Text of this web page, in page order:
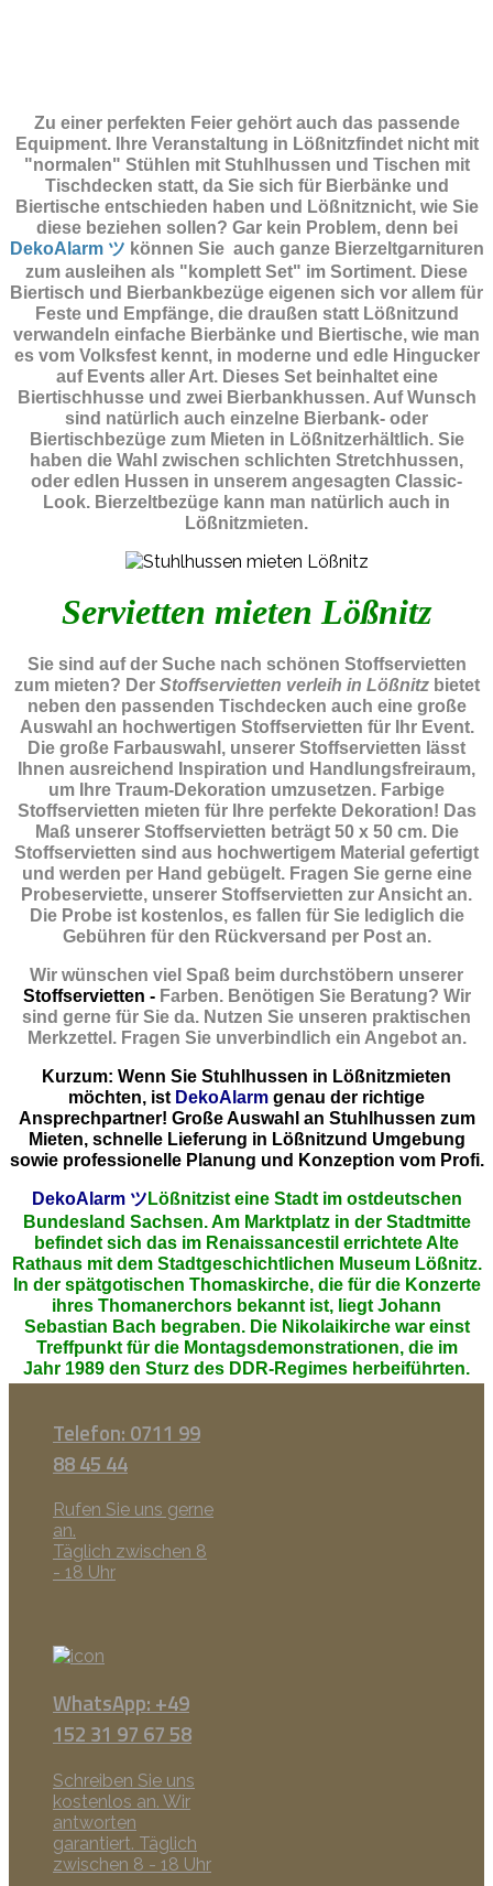
Zu einer perfekten Feier gehört auch das passende
Equipment.
Ihre Veranstaltung in Lößnitzfindet nicht mit
"normalen" Stühlen mit Stuhlhussen und Tischen mit
Tischdecken statt, da Sie sich für Bierbänke und
Biertische entschieden haben und Lößnitznicht, wie Sie
diese beziehen sollen? Gar kein Problem, denn bei
DekoAlarm ツ können Sie auch ganze Bierzeltgarnituren
zum ausleihen als "komplett Set" im Sortiment. Diese
Biertisch und Bierbankbezüge eigenen sich vor allem für
Feste und Empfänge, die draußen statt Lößnitzund
verwandeln einfache Bierbänke und Biertische, wie man
es vom Volksfest kennt, in moderne und edle Hingucker
auf Events aller Art. Dieses Set beinhaltet eine
Biertischhusse und zwei Bierbankhussen. Auf Wunsch
sind natürlich auch einzelne Bierbank- oder
Biertischbezüge zum Mieten in Lößnitzerhältlich. Sie
haben die Wahl zwischen schlichten Stretchhussen,
oder edlen Hussen in unserem angesagten Classic-
Look. Bierzeltbezüge kann man natürlich auch in
Lößnitzmieten.
Servietten mieten Lößnitz
Sie sind auf der Suche nach schönen Stoffservietten
zum mieten? Der Stoffservietten verleih in Lößnitzbietet
neben den passenden Tischdecken auch eine große
Auswahl an hochwertigen Stoffservietten für Ihr Event.
Die große Farbauswahl, unserer Stoffservietten lässt
Ihnen ausreichend Inspiration und Handlungsfreiraum,
um Ihre Traum-Dekoration umzusetzen. Farbige
Stoffservietten mieten für Ihre perfekte Dekoration! Das
Maß unserer Stoffservietten beträgt 50 x 50 cm. Die
Stoffservietten sind aus hochwertigem Material gefertigt
und werden per Hand gebügelt. Fragen Sie gerne eine
Probeserviette, unserer Stoffservietten zur Ansicht an.
Die Probe ist kostenlos, es fallen für Sie lediglich die
Gebühren für den Rückversand per Post an.
Wir wünschen viel Spaß beim durchstöbern unserer
Stoffservietten - Farben. Benötigen Sie Beratung? Wir
sind gerne für Sie da. Nutzen Sie unseren praktischen
Merkzettel. Fragen Sie unverbindlich ein Angebot an.
Kurzum: Wenn Sie Stuhlhussen in Lößnitzmieten
möchten, ist DekoAlarm genau der richtige
Ansprechpartner! Große Auswahl an Stuhlhussen zum
Mieten, schnelle Lieferung in Lößnitzund Umgebung
sowie professionelle Planung und Konzeption vom Profi.
DekoAlarm ツ Lößnitzist eine Stadt im ostdeutschen
Bundesland Sachsen. Am Marktplatz in der Stadtmitte
befindet sich das im Renaissancestil errichtete Alte
Rathaus mit dem Stadtgeschichtlichen Museum Lößnitz.
In der spätgotischen Thomaskirche, die für die Konzerte
ihres Thomanerchors bekannt ist, liegt Johann
Sebastian Bach begraben. Die Nikolaikirche war einst
Treffpunkt für die Montagsdemonstrationen, die im
Jahr 1989 den Sturz des DDR-Regimes herbeiführten.
Telefon: 0711 99
88 45 44
Rufen Sie uns gerne
an.
Täglich zwischen 8
- 18 Uhr
WhatsApp: +49
152 31 97 67 58
Schreiben Sie uns
kostenlos an. Wir
antworten
garantiert. Täglich
zwischen 8 - 18 Uhr